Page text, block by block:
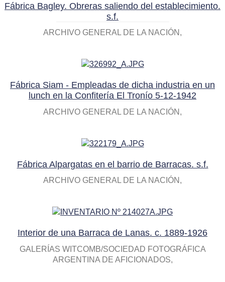
Fábrica Bagley. Obreras saliendo del establecimiento.
s.f.
ARCHIVO GENERAL DE LA NACIÓN
Fábrica Siam - Empleadas de dicha industria en un
lunch en la Confitería El Tronío 5-12-1942
ARCHIVO GENERAL DE LA NACIÓN
Fábrica Alpargatas en el barrio de Barracas. s.f.
ARCHIVO GENERAL DE LA NACIÓN
Interior de una Barraca de Lanas. c. 1889-1926
GALERÍAS WITCOMB/SOCIEDAD FOTOGRÁFICA
ARGENTINA DE AFICIONADOS